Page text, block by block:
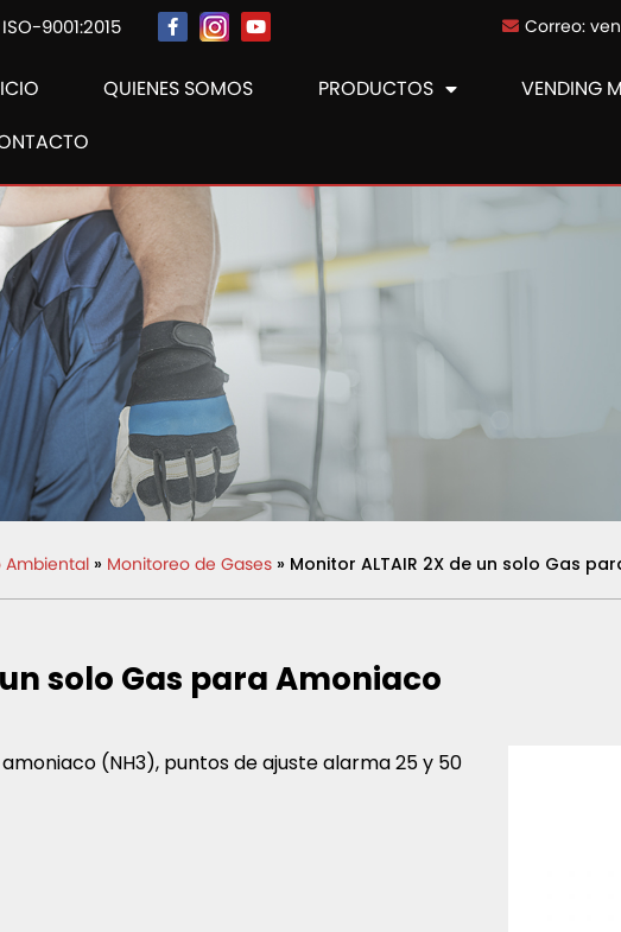
9001:2015 Correo:
QUIENES SOMOS PRODUCTOS
VENDING
Ambiental » Monitoreo de Gases » Monitor ALTAIR 2X de un solo Gas
solo Gas para Amoniaco
(NH3), puntos de ajuste alarma 25 y 50